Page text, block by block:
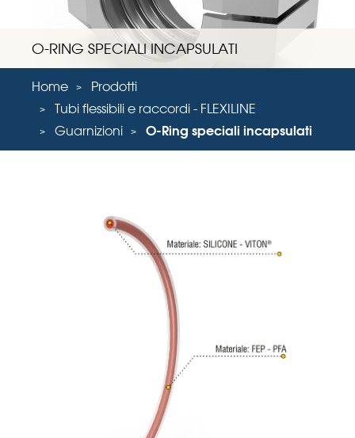
O-RING SPECIALI INCAPSULATI
Home
Prodotti
Tubi flessibili e raccordi - FLEXILINE
Guarnizioni
O-Ring speciali incapsulati